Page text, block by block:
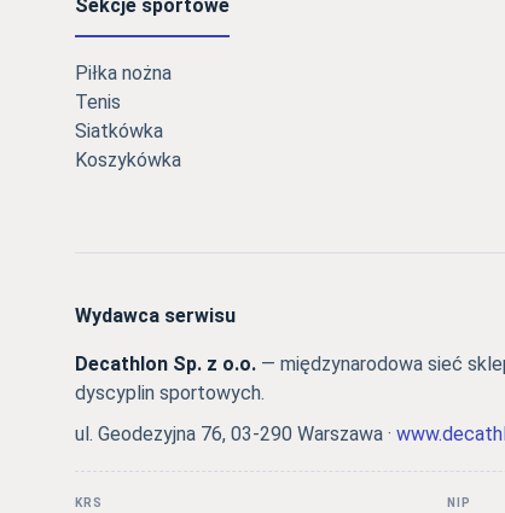
Sekcje sportowe
Piłka nożna
Tenis
Siatkówka
Koszykówka
Wydawca serwisu
Decathlon Sp. z o.o. — międzynarodowa sieć
dyscyplin sportowych.
ul. Geodezyjna 76, 03-290 Warszawa ·
KRS NIP